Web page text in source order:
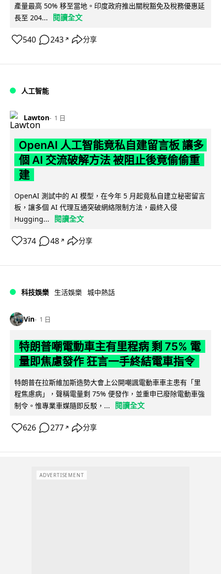
產量最高 50% 移至當地。印度政府推出關稅豁免及稅務優惠延
長至 204...
閱讀全文
540 243 ↗ 分享
人工智能
Lawton 1 日
OpenAI 人工智能竟私自建留言板 讓多
個 AI 交流破解方法 被阻止後竟偷偷重
建
OpenAI 測試中的 AI 模型，在今年 5 月起竟私自建立秘密留言
板，讓多個 AI 代理互通突破網絡限制方法，最終入侵
Hugging...
閱讀全文
374 48 ↗ 分享
科技娛樂 生活娛樂 城中熱話
Vin 1 日
特朗普嘲電動車主有里程病 剩 75% 電
量即焦慮發作 狂言一手終結電車指令
特朗普在拉斯維加斯造勢大會上公開嘲諷電動車車主患有「里
程焦慮病」，聲稱電量剩 75% 便發作，並重申已廢除電動車強
制令。惟專業車媒隨即反駁，...
閱讀全文
626 277 ↗ 分享
ADVERTISEMENT